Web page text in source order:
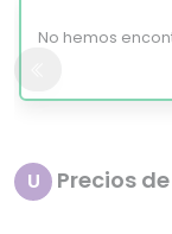
No hemos
U Precios